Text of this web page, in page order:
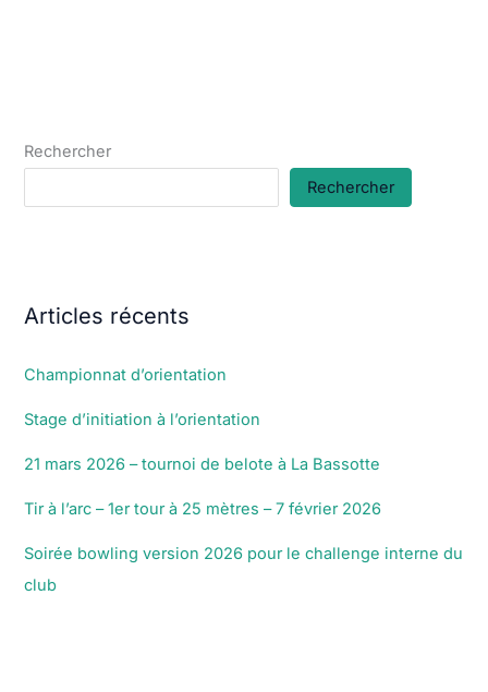
Rechercher
Rechercher
Articles récents
Championnat d’orientation
Stage d’initiation à l’orientation
21 mars 2026 – tournoi de belote à La Bassotte
Tir à l’arc – 1er tour à 25 mètres – 7 février 2026
Soirée bowling version 2026 pour le challenge interne du
club